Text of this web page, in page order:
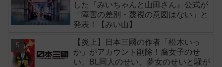
した『みいちゃんと山田さん』公式が
「障害の差別・蔑視の意図はない」と
発表！【みい山】
【炎上】日本三國の作者「松木いっ
か」がアカウント削除！腐女子のせ
い、BL同人のせい、夢女のせいと騒が